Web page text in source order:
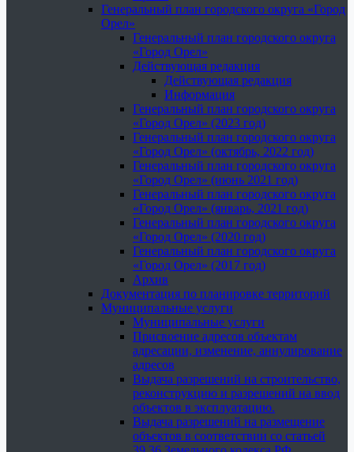
Генеральный план городского округа «Город
Орел»
Генеральный план городского округа
«Город Орел»
Действующая редакция
Действующая редакция
Информация
Генеральный план городского округа
«Город Орел» (2023 год)
Генеральный план городского округа
«Город Орел» (октябрь, 2022 год)
Генеральный план городского округа
«Город Орел» (июнь 2021 год)
Генеральный план городского округа
«Город Орел» (январь, 2021 год)
Генеральный план городского округа
«Город Орел» (2020 год)
Генеральный план городского округа
«Город Орел» (2017 год)
Архив
Документация по планировке территорий
Муниципальные услуги
Муниципальные услуги
Присвоение адресов объектам
адресации, изменение, аннулирование
адресов
Выдача разрешений на строительство,
реконструкцию и разрешений на ввод
объектов в эксплуатацию.
Выдача разрешений на размещение
объектов в соответствии со статьей